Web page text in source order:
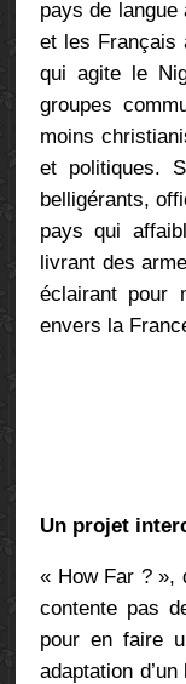
pays de
et les Français
qui agite le
groupes
moins
et politiques.
belligérants,
pays qui
livrant des
éclairant pour
envers la
Un projet
« How Far ? »,
contente pas
pour en faire
adaptation